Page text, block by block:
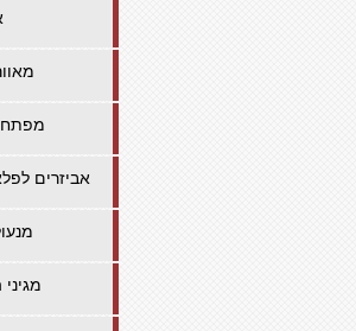
אביזרים